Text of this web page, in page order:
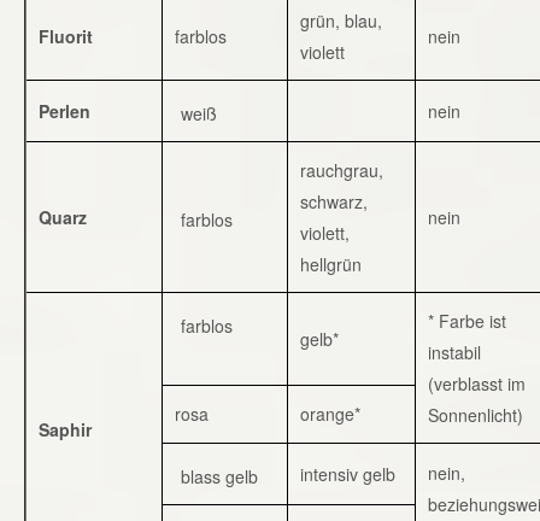
Fluorit farblos
grün, blau,
violett
nein
Perlen weiß nein
Quarz farblos
rauchgrau,
schwarz,
violett,
hellgrün
nein
Saphir
farblos
gelb*
* Farbe ist
instabil
(verblasst im
Sonnenlicht)
rosa orange*
blass gelb intensiv gelb
nein,